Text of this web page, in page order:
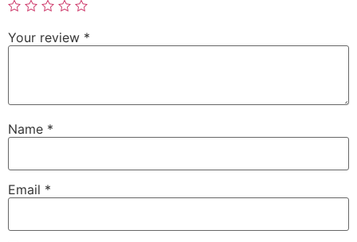
Your review *
Name *
Email *